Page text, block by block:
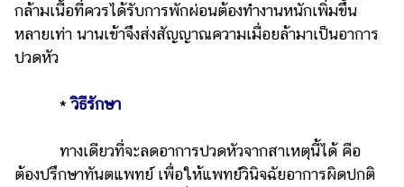
กล้ามเนื้อที่ควรได้รับการพักผ่อนต้องทำงานหนักเพิ่มขึ้น
หลายเท่า นานเข้าจึงส่งสัญญาณความเมื่อยล้ามาเป็นอาการ
ปวดหัว
*วิธีรักษา
ทางเดียวที่จะลดอาการปวดหัวจากสาเหตุนี้ได้ คือ
ต้องปรึกษาทันตแพทย์ เพื่อให้แพทย์วินิจฉัยอาการผิดปกติ